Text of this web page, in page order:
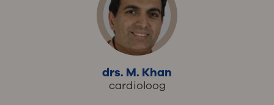
drs. M. Khan
cardioloog